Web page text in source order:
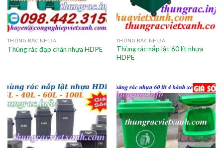
THÙNG RÁC NHỰA
Thùng rác đạp chân nhựa HDPE
THÙNG RÁC NHỰA
Thùng rác nắp lật 60 lít nhựa
HDPE